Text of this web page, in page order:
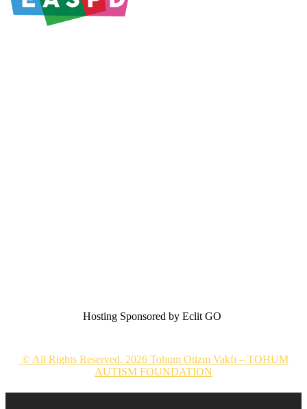
Hosting Sponsored by Eclit GO
© All Rights Reserved. 2026 Tohum Otizm Vakfı – TOHUM
AUTISM FOUNDATION